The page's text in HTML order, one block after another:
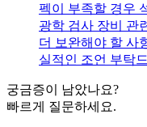
펙이 부족할 경우
광학 검사 장비 관
더 보완해야 할 사
실적인 조언 부탁
궁금증이 남았나요?
빠르게 질문하세요.